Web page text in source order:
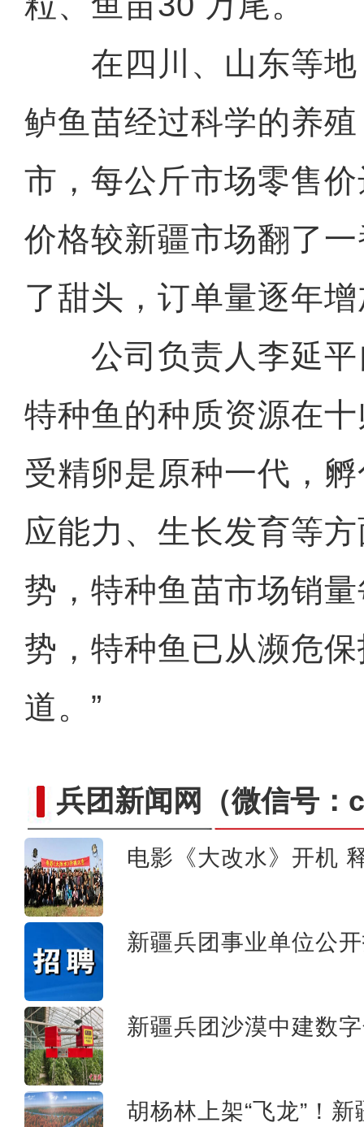
在四川、山东等地
鲈鱼苗经过科学的养
市，每公斤市场零售
价格较新疆市场翻了
了甜头，订单量逐年
公司负责人李延平
特种鱼的种质资源在
受精卵是原种一代，
应能力、生长发育等
势，特种鱼苗市场销
势，特种鱼已从濒危保
道。”
兵团新闻网 （微信号
电影《大改水》开机
新疆兵团事业单位公
新疆兵团沙漠中建数字
胡杨林上架“飞龙”！